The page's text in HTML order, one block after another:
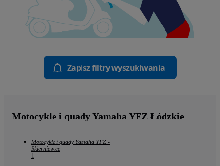
Zapisz filtry wyszukiwania
Motocykle i quady Yamaha YFZ Łódzkie
Motocykle i quady Yamaha YFZ -
Skierniewice
1